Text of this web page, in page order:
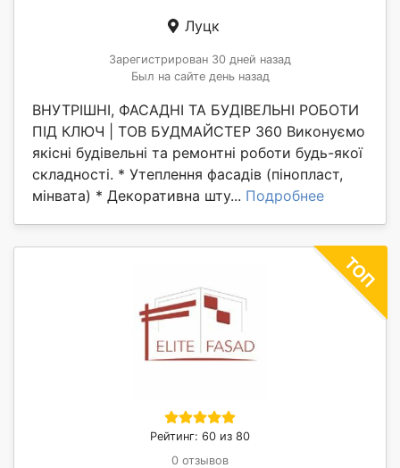
Луцк
Зарегистрирован 30 дней назад
Был на сайте день назад
ВНУТРІШНІ, ФАСАДНІ ТА БУДІВЕЛЬНІ РОБОТИ
ПІД КЛЮЧ | ТОВ БУДМАЙСТЕР 360 Виконуємо
якісні будівельні та ремонтні роботи будь-якої
складності. * Утеплення фасадів (пінопласт,
мінвата) * Декоративна шту... Подробнее
Рейтинг: 60 из 80
0 отзывов